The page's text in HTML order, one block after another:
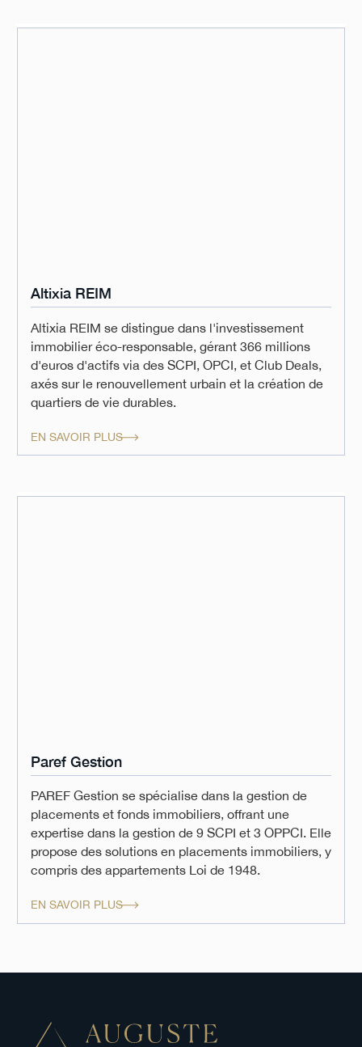
Altixia REIM
Altixia REIM se distingue dans l'investissement
immobilier éco-responsable, gérant 366 millions
d'euros d'actifs via des SCPI, OPCI, et Club Deals,
axés sur le renouvellement urbain et la création de
quartiers de vie durables.
EN SAVOIR PLUS
Paref Gestion
PAREF Gestion se spécialise dans la gestion de
placements et fonds immobiliers, offrant une
expertise dans la gestion de 9 SCPI et 3 OPPCI. Elle
propose des solutions en placements immobiliers, y
compris des appartements Loi de 1948.
EN SAVOIR PLUS